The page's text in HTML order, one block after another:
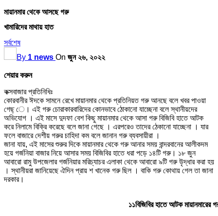
মায়ানমার থেকে আসছে গরু
খামারিদের মাথায় হাত
সর্বশেষ
By 1 news On জুন ২৬, ২০২২
শেয়ার করুন
কক্সবাজার প্রতিনিধিঃ
কোরবানীর ঈদকে সামনে রেখে মায়ানমার থেকে প্রতিনিয়ত গরু আনছে বলে খবর পাওয়া
গেছ্ ে। এই গরু চোরাকারবারিদের কোনভাবে ঠোকানো যাচ্ছেনা বলে স্থানীয়দের
অভিযোগ । এই মাসে দুদফা বেশ কিছু মায়ানমার থেকে আসা গরু বিজিবি হাতে আটক
করে নিলামে বিক্রি করেছে বলে জানা গেছে । এরপরেও তাদের ঠেকানো যাচ্ছেনা । যার
ফলে বাজারে দেশীয় গরুর চাহিদা কম বলে জানান গরু ব্যবসায়ীরা ।
জানা যায়, এই মাসের শুরুর দিকে মায়ানমার থেকে গরু আনার সময় বান্দরবানের আলীকদম
হয়ে গর্জনিয়া বাজার নিয়ে আসার সময় বিজিবির হাতে ধরা পড়ে ১৪টি গরু। ১৮ জুন
আবারো রামু উপজেলার গর্জনিয়ার মরিচ্যাচর এলাকা থেকে আবারো ৯টি গরু উৃদ্ধার করা হয়
। স্থানীয়রা জানিয়েছে ঐদিন প্রায় শ খানেক গরু ছিল । বাকি গরু কোথায় গেল তা জানা
দরকার।
১১বিজিবির হাতে আটক মায়ানমারের